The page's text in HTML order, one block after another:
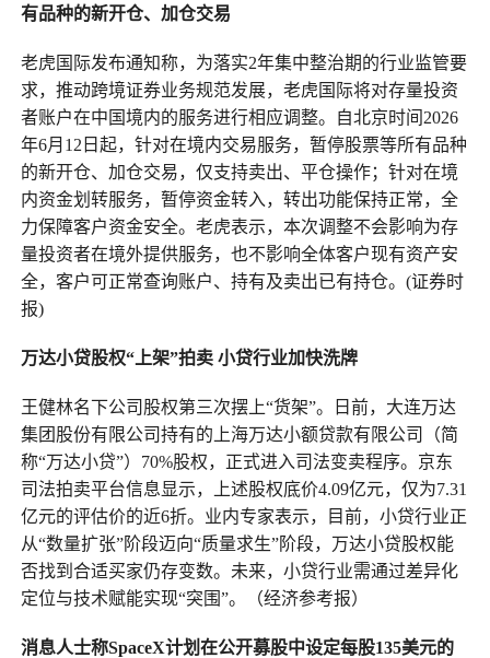
有品种的新开仓、加仓交易
老虎国际发布通知称，为落实2年集中整治期的行业监管要
求，推动跨境证券业务规范发展，老虎国际将对存量投资
者账户在中国境内的服务进行相应调整。自北京时间2026
年6月12日起，针对在境内交易服务，暂停股票等所有品种
的新开仓、加仓交易，仅支持卖出、平仓操作；针对在境
内资金划转服务，暂停资金转入，转出功能保持正常，全
力保障客户资金安全。老虎表示，本次调整不会影响为存
量投资者在境外提供服务，也不影响全体客户现有资产安
全，客户可正常查询账户、持有及卖出已有持仓。(证券时
报)
万达小贷股权“上架”拍卖 小贷行业加快洗牌
王健林名下公司股权第三次摆上“货架”。日前，大连万达
集团股份有限公司持有的上海万达小额贷款有限公司（简
称“万达小贷”）70%股权，正式进入司法变卖程序。京东
司法拍卖平台信息显示，上述股权底价4.09亿元，仅为7.31
亿元的评估价的近6折。业内专家表示，目前，小贷行业正
从“数量扩张”阶段迈向“质量求生”阶段，万达小贷股权能
否找到合适买家仍存变数。未来，小贷行业需通过差异化
定位与技术赋能实现“突围”。（经济参考报）
消息人士称SpaceX计划在公开募股中设定每股135美元的